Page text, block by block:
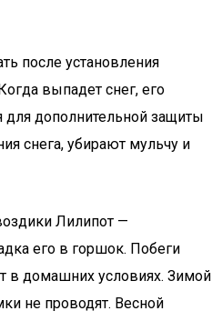
после установления
выпадет снег, его
для дополнительной защиты
снега, убирают мульчу и
Лилипот —
его в горшок. Побеги
в домашних условиях. Зимой
не проводят. Весной